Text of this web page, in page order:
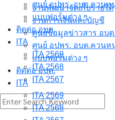
งานพัฒนาจัดเก็บรายได้
งานการเงินและบัญชี
ศูนย์ข้อมูลข่าวสาร อบ
ศูนย์ อปพร. อบต.ควนห
แบบฟอร์มต่าง ๆ
ติดต่อ อบต.
ITA
ITA 2569
ITA 2568
ศูนย์ อปพร. อบต.ควนห
แบบฟอร์มต่าง ๆ
ติดต่อ อบต.
ITA
ITA 2569
ITA 2568
ITA 2567
Search
for: